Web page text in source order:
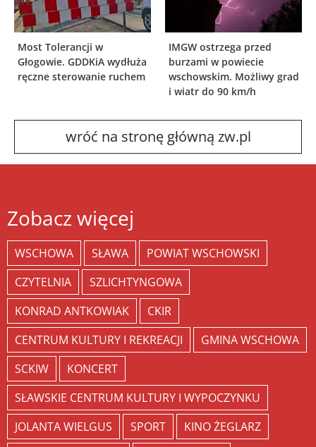
Most Tolerancji w
Głogowie. GDDKiA wydłuża
ręczne sterowanie ruchem
IMGW ostrzega przed
burzami w powiecie
wschowskim. Możliwy grad
i wiatr do 90 km/h
wróć na stronę główną zw.pl
Zobacz więcej
WSCHOWA SŁAWA
POWIAT WSCHOWSKI
CZYTELNIA
SZLICHTYNGOWA
KONRAD ANTKOWIAK
CKIR
CENTRUM KULTURY I REKREACJI
GMINA WSCHOWA
SCKIW
KONCERT
SŁAWSKIE CENTRUM KULTURY I WYPOCZYNKU
JOLANTA WIELGUS
SPORT
KINO ŻEGLARZ